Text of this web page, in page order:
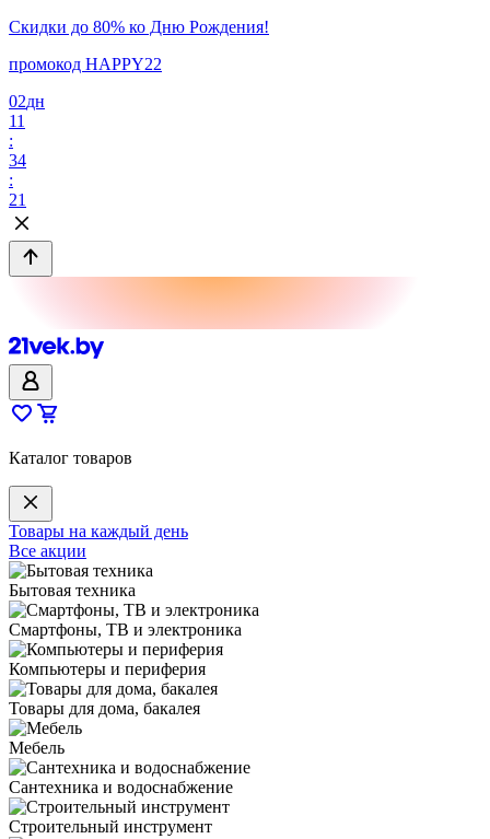
Скидки до 80% ко Дню Рождения!
промокод HAPPY22
02дн
11
:
34
:
21
Каталог товаров
Товары на каждый день
Все акции
Бытовая техника
Смартфоны, ТВ и электроника
Компьютеры и периферия
Товары для дома, бакалея
Мебель
Сантехника и водоснабжение
Строительный инструмент